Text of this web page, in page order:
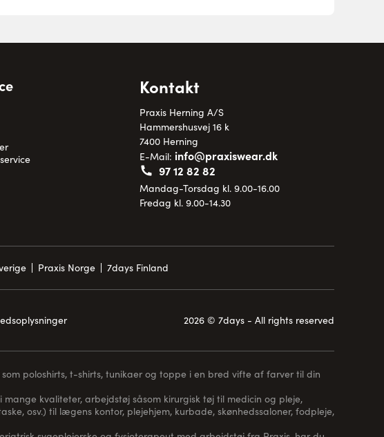
Kontakt
Praxis Herning A/S
Hammershusvej 16 k
7400 Herning
E-Mail: info@praxiswear.dk
97 12 82 82
Mandag-Torsdag kl. 9.00-16.00
Fredag kl. 9.00-14.30
Praxis Norge 7days Finland
2026 © 7days - All rights reserved
poloshirts, t-shirts, tunikaer og toppe i en bred vifte af farver til din
kvaliteter, arbejdstøj såsom kirurgisk tøj til medicin og pleje,
osv.) til lægens kontor, plejehjem, kurbade, skønhedssaloner, fodpleje,